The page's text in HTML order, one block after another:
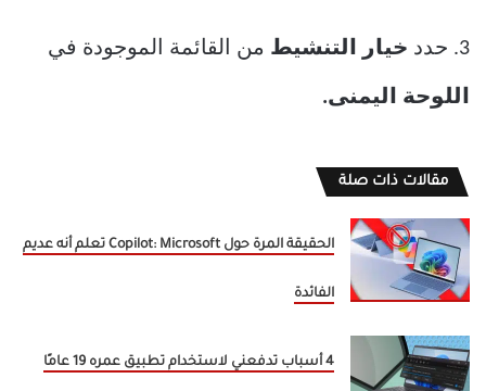
3. حدد خيار التنشيط من القائمة الموجودة في
اللوحة اليمنى.
مقالات ذات صلة
الحقيقة المرة حول Copilot: Microsoft تعلم أنه عديم
الفائدة
4 أسباب تدفعني لاستخدام تطبيق عمره 19 عامًا